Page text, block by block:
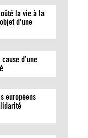
la vie à la
d’une
d’une
européens